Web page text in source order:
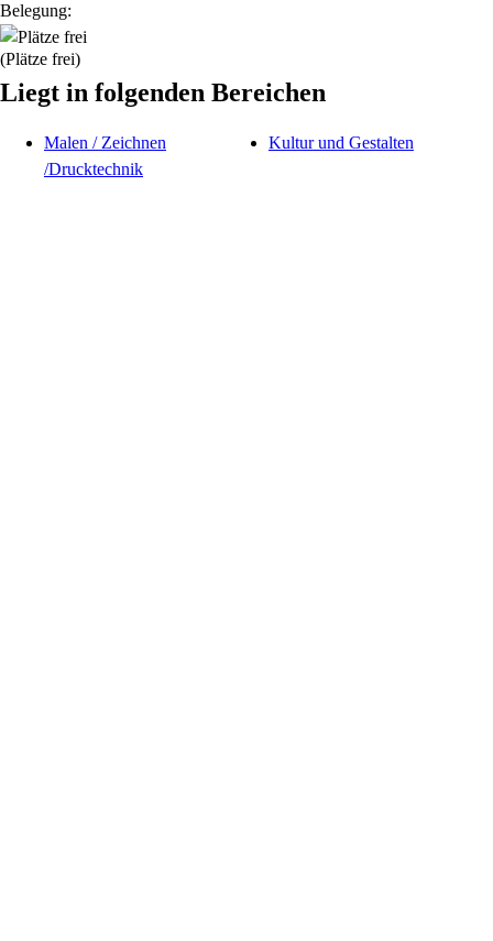
Belegung:
(Plätze frei)
Liegt in folgenden Bereichen
Malen / Zeichnen
/Drucktechnik
Kultur und Gestalten